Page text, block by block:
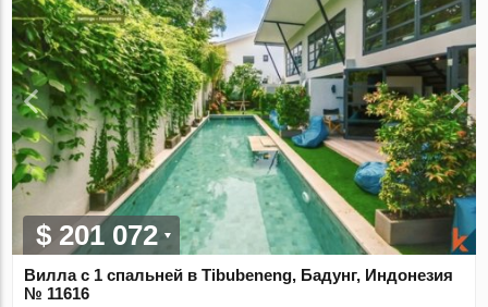
$ 201 072
Вилла с 1 спальней в Tibubeneng, Бадунг, Индонезия
№ 11616